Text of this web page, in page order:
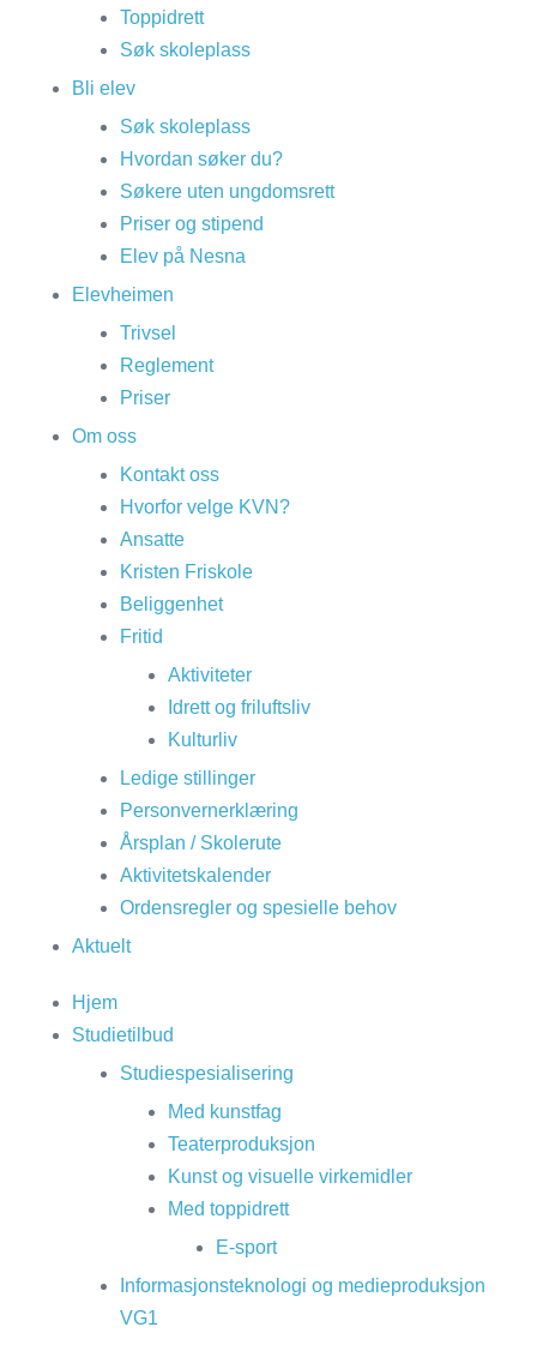
Toppidrett
Søk skoleplass
Bli elev
Søk skoleplass
Hvordan søker du?
Søkere uten ungdomsrett
Priser og stipend
Elev på Nesna
Elevheimen
Trivsel
Reglement
Priser
Om oss
Kontakt oss
Hvorfor velge KVN?
Ansatte
Kristen Friskole
Beliggenhet
Fritid
Aktiviteter
Idrett og friluftsliv
Kulturliv
Ledige stillinger
Personvernerklæring
Årsplan / Skolerute
Aktivitetskalender
Ordensregler og spesielle behov
Aktuelt
Hjem
Studietilbud
Studiespesialisering
Med kunstfag
Teaterproduksjon
Kunst og visuelle virkemidler
Med toppidrett
E-sport
Informasjonsteknologi og medieproduksjon
VG1